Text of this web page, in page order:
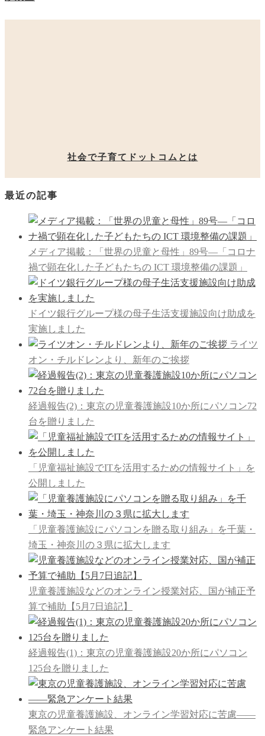
社会で子育てドットコムとは
最近の記事
メディア掲載：「世界の児童と母性」89号―「コロナ
禍で顕在化した子どもたちの ICT 環境整備の課題」
ドイツ銀行グループ様の母子生活支援施設向け助成を
実施しました
ライツ
オン・チルドレンより、新年のご挨拶
経過報告(2)：東京の児童養護施設10か所にパソコン72
台を贈りました
「児童福祉施設でITを活用するための情報サイト」を
公開しました
「児童養護施設にパソコンを贈る取り組み」を千葉・
埼玉・神奈川の３県に拡大します
児童養護施設などのオンライン授業対応、国が補正予
算で補助【5月7日追記】
経過報告(1)：東京の児童養護施設20か所にパソコン
125台を贈りました
東京の児童養護施設、オンライン学習対応に苦慮――
緊急アンケート結果